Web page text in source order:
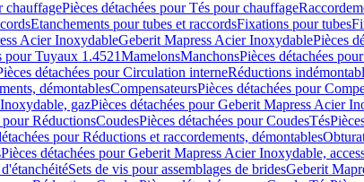
chauffagePièces détachées pour Tés pour chauffage
Etanchements pour tubes et raccordsFixations pour tubes
Acier InoxydableGeberit Mapress Acier InoxydablePièces
pour Tuyaux 1.4521MamelonsManchonsPièces détachées
détachées pour Circulation interneRéductions
démontablesCompensateursPièces détachées pour
gazPièces détachées pour Geberit Mapress Acier
pour RéductionsCoudesPièces détachées pour CoudesTés
pour Réductions et raccordements, démontables
Pièces détachées pour Geberit Mapress Acier Inoxydable,
Sets de vis pour assemblages de bridesGeberit